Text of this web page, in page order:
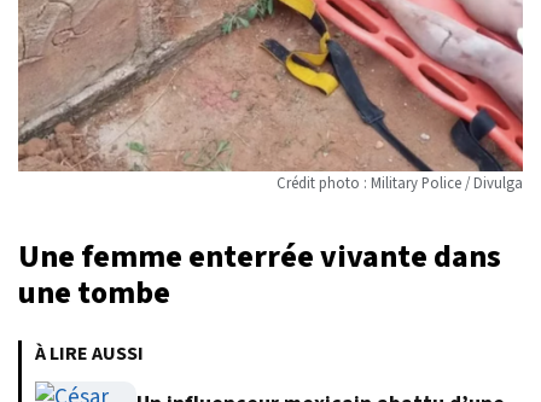
Crédit photo : Military Police / Divulga
Une femme enterrée vivante dans
une tombe
À LIRE AUSSI